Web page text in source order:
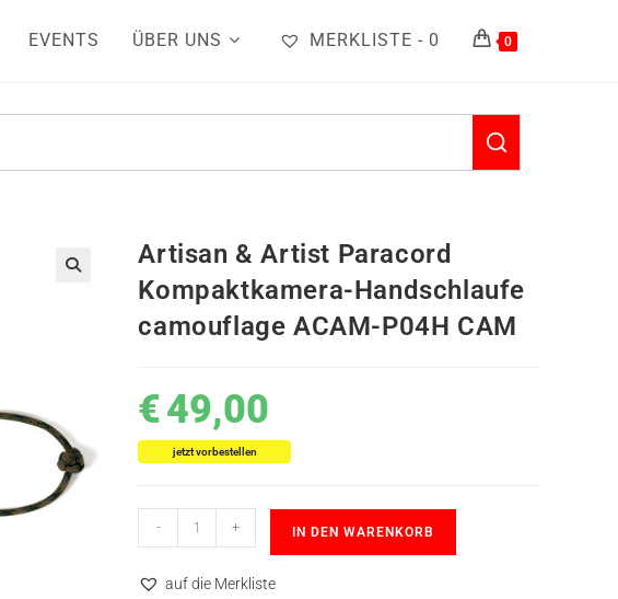
EVENTS ÜBER UNS MERKLISTE - 0 0
Artisan & Artist Paracord
Kompaktkamera-Handschlaufe
camouflage ACAM-P04H CAM
€49,00
jetzt vorbestellen
- + IN DEN WARENKORB
auf die Merkliste